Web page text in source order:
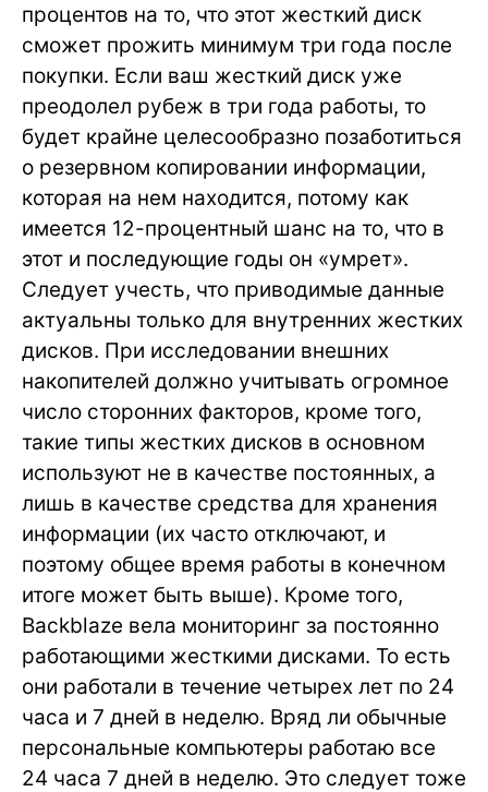
процентов на то, что этот жесткий диск
сможет прожить минимум три года после
покупки. Если ваш жесткий диск уже
преодолел рубеж в три года работы, то
будет крайне целесообразно позаботиться
о резервном копировании информации,
которая на нем находится, потому как
имеется 12-процентный шанс на то, что в
этот и последующие годы он «умрет».
Следует учесть, что приводимые данные
актуальны только для внутренних жестких
дисков. При исследовании внешних
накопителей должно учитывать огромное
число сторонних факторов, кроме того,
такие типы жестких дисков в основном
используют не в качестве постоянных, а
лишь в качестве средства для хранения
информации (их часто отключают, и
поэтому общее время работы в конечном
итоге может быть выше). Кроме того,
Backblaze вела мониторинг за постоянно
работающими жесткими дисками. То есть
они работали в течение четырех лет по 24
часа и 7 дней в неделю. Вряд ли обычные
персональные компьютеры работаю все
24 часа 7 дней в неделю. Это следует тоже